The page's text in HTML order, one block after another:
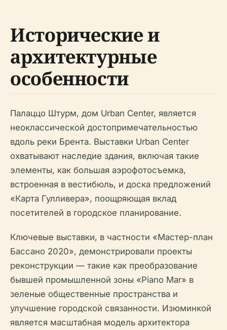
Исторические и
архитектурные
особенности
Палаццо Штурм, дом Urban Center, является
неоклассической достопримечательностью
вдоль реки Брента. Выставки Urban Center
охватывают наследие здания, включая такие
элементы, как большая аэрофотосъемка,
встроенная в вестибюль, и доска предложений
«Карта Гулливера», поощряющая вклад
посетителей в городское планирование.
Ключевые выставки, в частности «Мастер-план
Бассано 2020», демонстрировали проекты
реконструкции — такие как преобразование
бывшей промышленной зоны «Piano Mar» в
зеленые общественные пространства и
улучшение городской связанности. Изюминкой
является масштабная модель архитектора